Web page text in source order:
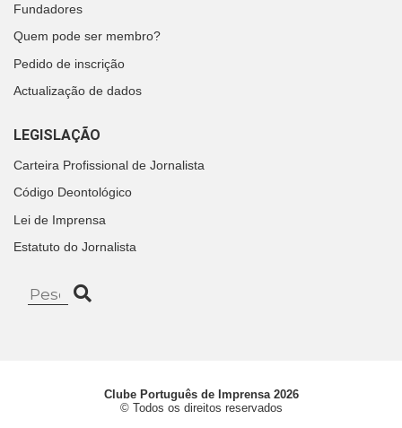
Fundadores
Quem pode ser membro?
Pedido de inscrição
Actualização de dados
LEGISLAÇÃO
Carteira Profissional de Jornalista
Código Deontológico
Lei de Imprensa
Estatuto do Jornalista
Clube Português de Imprensa 2026
© Todos os direitos reservados